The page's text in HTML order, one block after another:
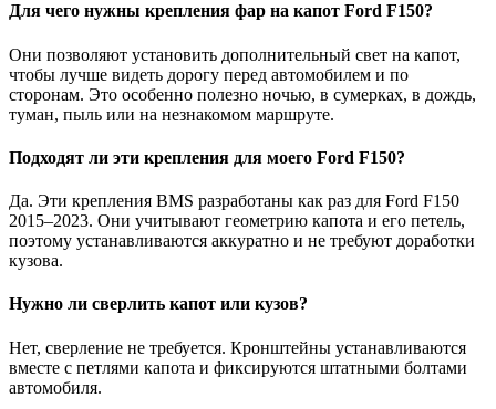
Для чего нужны крепления фар на капот Ford F150?
Они позволяют установить дополнительный свет на капот,
чтобы лучше видеть дорогу перед автомобилем и по
сторонам. Это особенно полезно ночью, в сумерках, в дождь,
туман, пыль или на незнакомом маршруте.
Подходят ли эти крепления для моего Ford F150?
Да. Эти крепления BMS разработаны как раз для Ford F150
2015–2023. Они учитывают геометрию капота и его петель,
поэтому устанавливаются аккуратно и не требуют доработки
кузова.
Нужно ли сверлить капот или кузов?
Нет, сверление не требуется. Кронштейны устанавливаются
вместе с петлями капота и фиксируются штатными болтами
автомобиля.